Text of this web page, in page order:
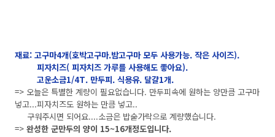
재료: 고구마4개(호박고구마.밤고구마 모두 사용가능. 작은 사이즈).
피자치즈( 피자치즈 가루를 사용해도 좋아요).
고운소금1/4T. 만두피. 식용유. 달걀1개.
=> 오늘은 특별한 계량이 필요없습니다. 만두피속에 원하는 양만큼 고구마
넣고...피자치즈도 원하는 만큼 넣고..
구워주시면 되어요....소금은 밥숟가락으로 계량했습니다.
=> 완성한 군만두의 양이 15~16개정도입니다.